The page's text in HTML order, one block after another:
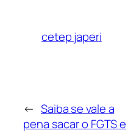
cetep japeri
← Saiba se vale a
pena sacar o FGTS e